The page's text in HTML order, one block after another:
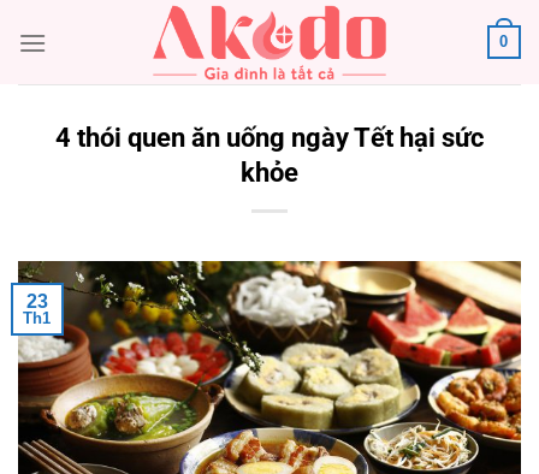
đến
0
4 thói quen ăn uống ngày Tết hại sức
khỏe
23
Th1